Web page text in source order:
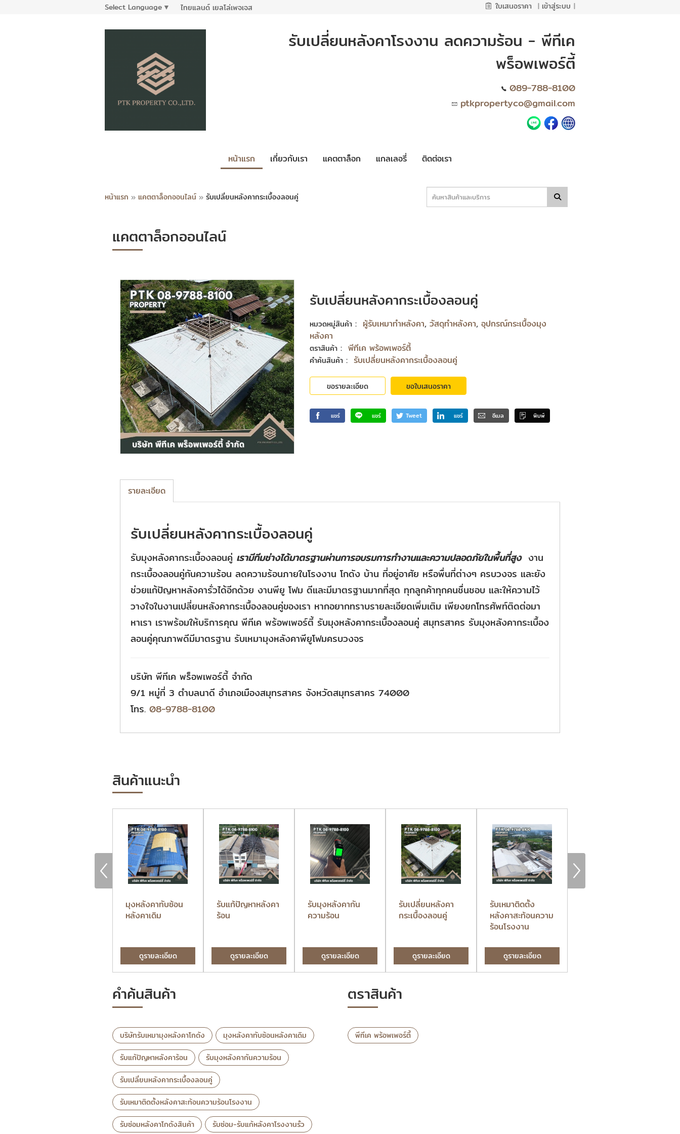
Select Language ▼ ไทยแลนด์ เยลโล่เพจเจส ใบเสนอราคา | เข้าสู่ระบบ |
รับเปลี่ยนหลังคาโรงงาน ลดความร้อน - พีทีเค
พร็อพเพอร์ตี้
089-788-8100
ptkpropertyco@gmail.com
หน้าแรก เกี่ยวกับเรา แคตตาล็อก แกลเลอรี่ ติดต่อเรา
หน้าแรก » แคตตาล็อกออนไลน์ » รับเปลี่ยนหลังคากระเบื้องลอนคู่
แคตตาล็อกออนไลน์
รับเปลี่ยนหลังคากระเบื้องลอนคู่
หมวดหมู่สินค้า : ผู้รับเหมาทำหลังคา, วัสดุทำหลังคา, อุปกรณ์กระเบื้องมุง
หลังคา
ตราสินค้า : พีทีเค พร้อพเพอร์ตี้
คำค้นสินค้า : รับเปลี่ยนหลังคากระเบื้องลอนคู่
ขอรายละเอียด ขอใบเสนอราคา
แชร์ แชร์ Tweet แชร์ อีเมล พิมพ์
รายละเอียด
รับเปลี่ยนหลังคากระเบื้องลอนคู่
รับมุงหลังคากระเบื้องลอนคู่ เรามีทีมช่างได้มาตรฐานผ่านการอบรมการทำงานและความปลอดภัยในพื้นที่สูง งาน
กระเบื้องลอนคู่กันความร้อน ลดความร้อนภายในโรงงาน โกดัง บ้าน ที่อยู่อาศัย หรือพื่นที่ต่างๆ ครบวงจร และยัง
ช่วยแก้ปัญหาหลังคารั่วได้อีกด้วย งานพียู โฟม ดีและมีมาตรฐานมากที่สุด ทุกลูกค้าทุกคนชื่นชอบ และให้ความไว้
วางใจในงานเปลี่ยนหลังคากระเบื้องลอนคู่ของเรา หากอยากทราบรายละเอียดเพิ่มเติม เพียงยกโทรศัพท์ติดต่อมา
หาเรา เราพร้อมให้บริการคุณ พีทีเค พร้อพเพอร์ตี้ รับมุงหลังคากระเบื้องลอนคู่ สมุทรสาคร รับมุงหลังคากระเบื้อง
ลอนคู่คุณภาพดีมีมาตรฐาน รับเหมามุงหลังคาพียูโฟมครบวงจร
บริษัท พีทีเค พร็อพเพอร์ตี้ จำกัด
9/1 หมู่ที่ 3 ตำบลนาดี อำเภอเมืองสมุทรสาคร จังหวัดสมุทรสาคร 74000
โทร. 08-9788-8100
สินค้าแนะนำ
มุงหลังคาทับซ้อน
หลังคาเดิม
ดูรายละเอียด
รับแก้ปัญหาหลังคา
ร้อน
ดูรายละเอียด
รับมุงหลังคากัน
ความร้อน
ดูรายละเอียด
รับเปลี่ยนหลังคา
กระเบื้องลอนคู่
ดูรายละเอียด
รับเหมาติดตั้ง
หลังคาสะท้อนความ
ร้อนโรงงาน
ดูรายละเอียด
คำค้นสินค้า
บริษัทรับเหมามุงหลังคาโกดัง
มุงหลังคาทับซ้อนหลังคาเดิม
รับแก้ปัญหาหลังคาร้อน
รับมุงหลังคากันความร้อน
รับเปลี่ยนหลังคากระเบื้องลอนคู่
รับเหมาติดตั้งหลังคาสะท้อนความร้อนโรงงาน
รับซ่อมหลังคาโกดังสินค้า
รับซ่อม-รับแก้หลังคาโรงงานรั่ว
ตราสินค้า
พีทีเค พร้อพเพอร์ตี้